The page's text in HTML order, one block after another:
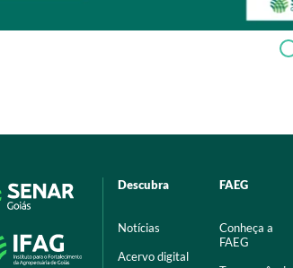
Descubra
Notícias
Acervo digital
FAEG
Conheça a
FAEG